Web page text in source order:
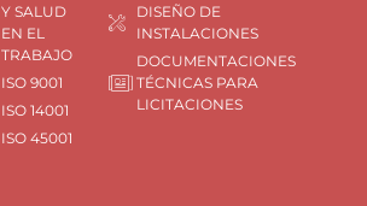
Y SALUD
EN EL
TRABAJO
ISO 9001
ISO 14001
ISO 45001
DISEÑO DE
INSTALACIONES
DOCUMENTACIONES
TÉCNICAS PARA
LICITACIONES